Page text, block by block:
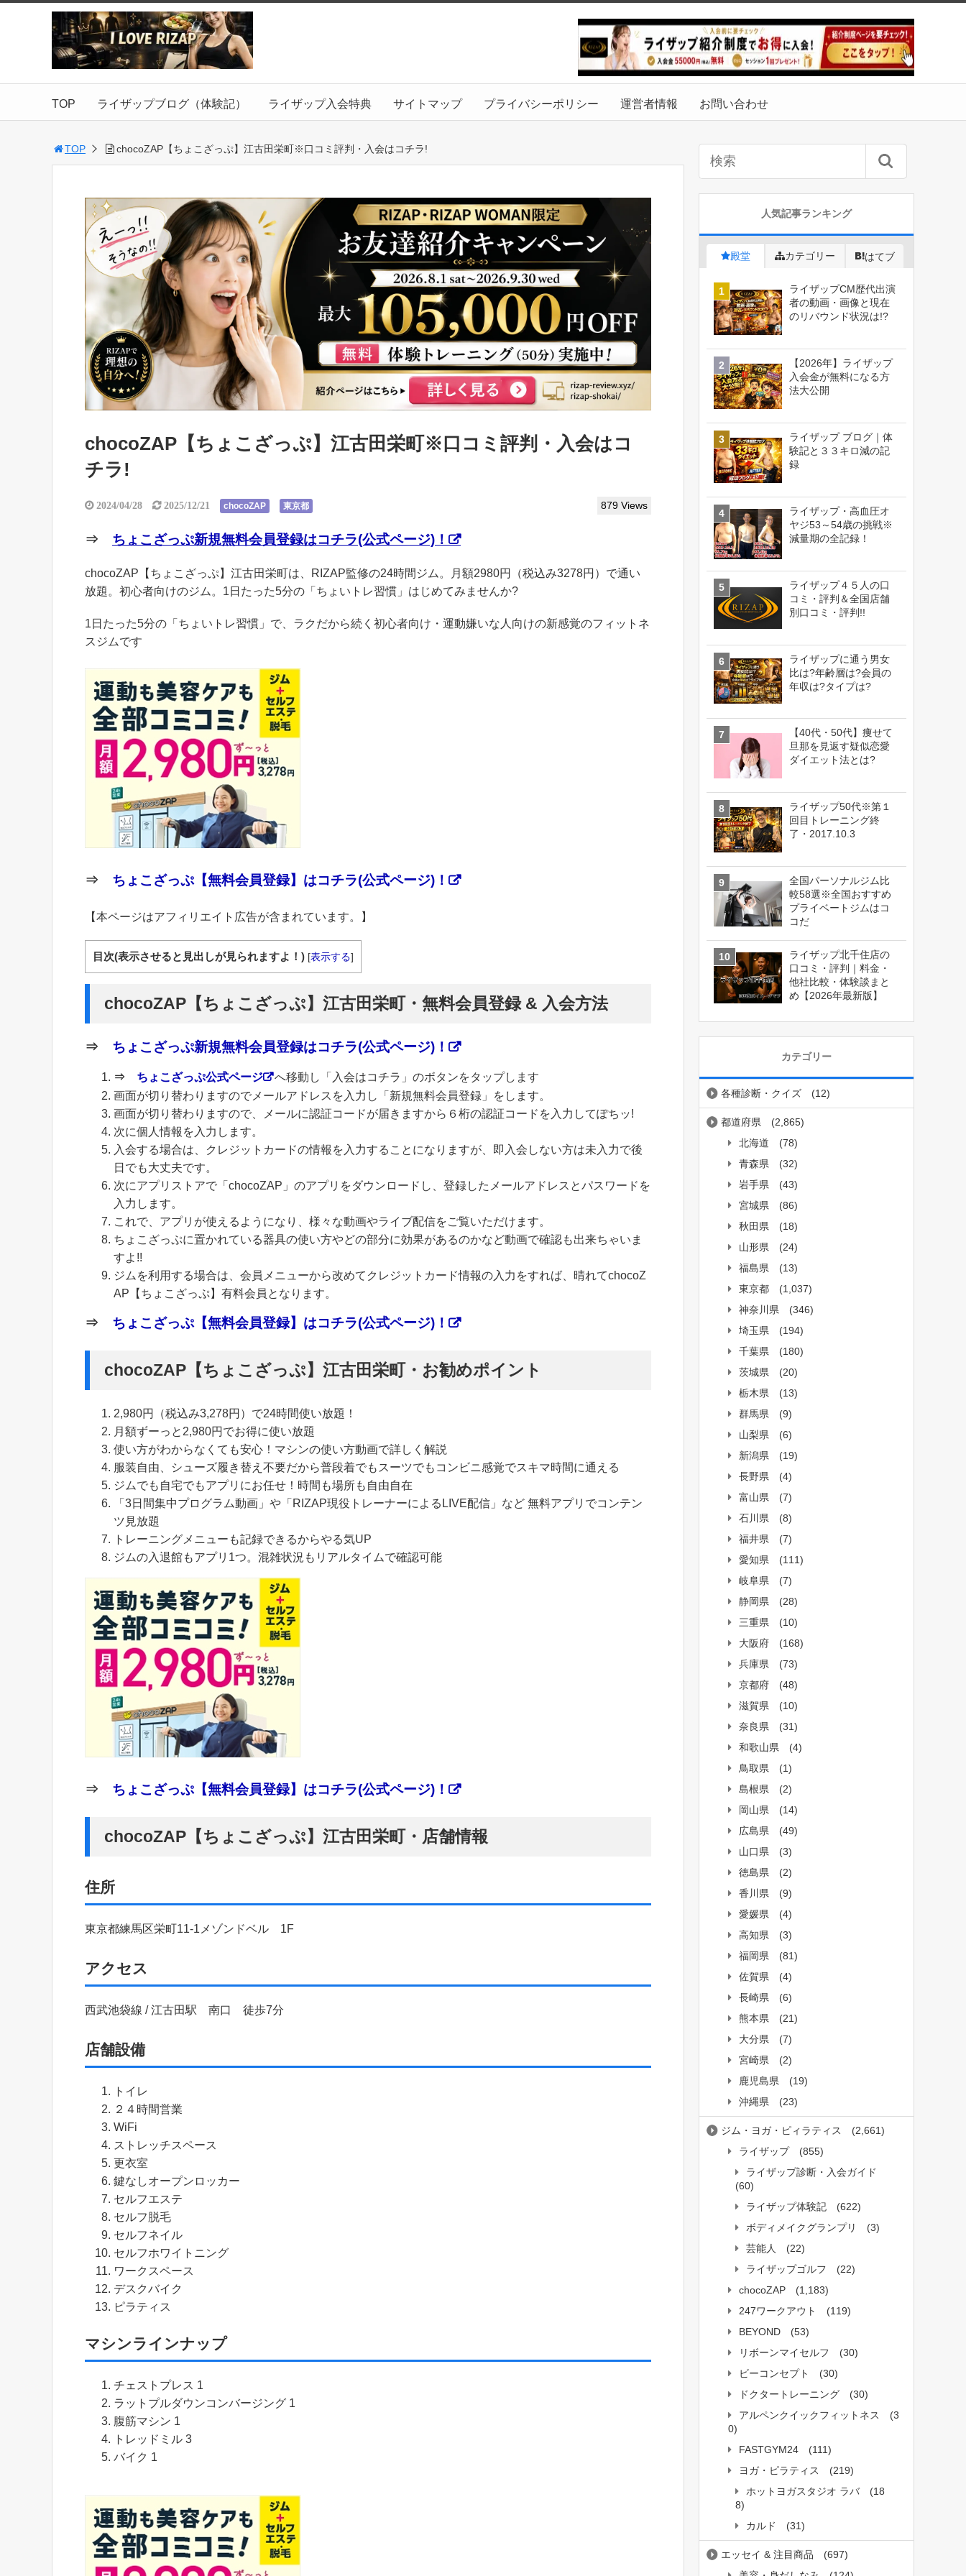
TOP ライザップブログ（体験記） ライザップ入会特典 サイトマップ プライバシーポリシー 運営者情報 お問い合わせ
TOP chocoZAP【ちょこざっぷ】江古田栄町※口コミ評判・入会はコチラ!
chocoZAP【ちょこざっぷ】江古田栄町※口コミ評判・入会はコ
チラ!
2024/04/28 2025/12/21 chocoZAP 東京都 879 Views
⇒ ちょこざっぷ新規無料会員登録はコチラ(公式ページ)！
chocoZAP【ちょこざっぷ】江古田栄町は、RIZAP監修の24時間ジム。月額2980円（税込み3278円）で通い
放題。初心者向けのジム。1日たった5分の「ちょいトレ習慣」はじめてみませんか?
1日たった5分の「ちょいトレ習慣」で、ラクだから続く初心者向け・運動嫌いな人向けの新感覚のフィットネ
スジムです
⇒ ちょこざっぷ【無料会員登録】はコチラ(公式ページ)！
【本ページはアフィリエイト広告が含まれています。】
目次(表示させると見出しが見られますよ！) [表示する]
chocoZAP【ちょこざっぷ】江古田栄町・無料会員登録 & 入会方法
⇒ ちょこざっぷ新規無料会員登録はコチラ(公式ページ)！
⇒ ちょこざっぷ公式ページ
へ移動し「入会はコチラ」のボタンをタップします
画面が切り替わりますのでメールアドレスを入力し「新規無料会員登録」をします。
画面が切り替わりますので、メールに認証コードが届きますから６桁の認証コードを入力してぽちッ!
次に個人情報を入力します。
入会する場合は、クレジットカードの情報を入力することになりますが、即入会しない方は未入力で後
日でも大丈夫です。
次にアプリストアで「chocoZAP」のアプリをダウンロードし、登録したメールアドレスとパスワードを
入力します。
これで、アプリが使えるようになり、様々な動画やライブ配信をご覧いただけます。
ちょこざっぷに置かれている器具の使い方やどの部分に効果があるのかなど動画で確認も出来ちゃいま
すよ!!
ジムを利用する場合は、会員メニューから改めてクレジットカード情報の入力をすれば、晴れてchocoZ
AP【ちょこざっぷ】有料会員となります。
⇒ ちょこざっぷ【無料会員登録】はコチラ(公式ページ)！
chocoZAP【ちょこざっぷ】江古田栄町・お勧めポイント
2,980円（税込み3,278円）で24時間使い放題！
月額ずーっと2,980円でお得に使い放題
使い方がわからなくても安心！マシンの使い方動画で詳しく解説
服装自由、シューズ履き替え不要だから普段着でもスーツでもコンビニ感覚でスキマ時間に通える
ジムでも自宅でもアプリにお任せ！時間も場所も自由自在
「3日間集中プログラム動画」や「RIZAP現役トレーナーによるLIVE配信」など 無料アプリでコンテン
ツ見放題
トレーニングメニューも記録できるからやる気UP
ジムの入退館もアプリ1つ。混雑状況もリアルタイムで確認可能
⇒ ちょこざっぷ【無料会員登録】はコチラ(公式ページ)！
chocoZAP【ちょこざっぷ】江古田栄町・店舗情報
住所
東京都練馬区栄町11-1メゾンドベル 1F
アクセス
西武池袋線 / 江古田駅 南口 徒歩7分
店舗設備
トイレ
２４時間営業
WiFi
ストレッチスペース
更衣室
鍵なしオープンロッカー
セルフエステ
セルフ脱毛
セルフネイル
セルフホワイトニング
ワークスペース
デスクバイク
ピラティス
マシンラインナップ
チェストプレス 1
ラットプルダウンコンバージング 1
腹筋マシン 1
トレッドミル 3
バイク 1
人気記事ランキング
殿堂 カテゴリー はてブ
ライザップCM歴代出演
者の動画・画像と現在
のリバウンド状況は!?
【2026年】ライザップ
入会金が無料になる方
法大公開
ライザップ ブログ｜体
験記と３３キロ減の記
録
ライザップ・高血圧オ
ヤジ53～54歳の挑戦※
減量期の全記録！
ライザップ４５人の口
コミ・評判＆全国店舗
別口コミ・評判!!
ライザップに通う男女
比は?年齢層は?会員の
年収は?タイプは?
【40代・50代】痩せて
旦那を見返す疑似恋愛
ダイエット法とは?
ライザップ50代※第１
回目トレーニング終
了・2017.10.3
全国パーソナルジム比
較58選※全国おすすめ
プライベートジムはコ
コだ
ライザップ北千住店の
口コミ・評判｜料金・
他社比較・体験談まと
め【2026年最新版】
カテゴリー
各種診断・クイズ (12)
都道府県
(2,865)
北海道
(78)
青森県
(32)
岩手県
(43)
宮城県
(86)
秋田県
(18)
山形県
(24)
福島県
(13)
東京都
(1,037)
神奈川県
(346)
埼玉県
(194)
千葉県
(180)
茨城県
(20)
栃木県
(13)
群馬県
(9)
山梨県
(6)
新潟県
(19)
長野県
(4)
富山県
(7)
石川県
(8)
福井県
(7)
愛知県
(111)
岐阜県
(7)
静岡県
(28)
三重県
(10)
大阪府
(168)
兵庫県
(73)
京都府
(48)
滋賀県
(10)
奈良県
(31)
和歌山県
(4)
鳥取県
(1)
島根県
(2)
岡山県
(14)
広島県
(49)
山口県
(3)
徳島県
(2)
香川県
(9)
愛媛県
(4)
高知県
(3)
福岡県
(81)
佐賀県
(4)
長崎県
(6)
熊本県
(21)
大分県
(7)
宮崎県
(2)
鹿児島県
(19)
沖縄県
(23)
ジム・ヨガ・ピィラティス
(2,661)
ライザップ
(855)
ライザップ診断・入会ガイド
(60)
ライザップ体験記
(622)
ボディメイクグランプリ
(3)
芸能人
(22)
ライザップゴルフ
(22)
chocoZAP
(1,183)
247ワークアウト
(119)
BEYOND
(53)
リボーンマイセルフ
(30)
ビーコンセプト
(30)
ドクタートレーニング
(30)
アルペンクイックフィットネス
(3
0)
FASTGYM24
(111)
ヨガ・ピラティス
(219)
ホットヨガスタジオ ラバ
(18
8)
カルド
(31)
エッセイ & 注目商品
(697)